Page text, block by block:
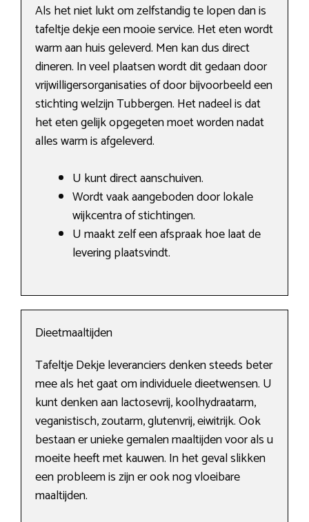
Als het niet lukt om zelfstandig te lopen dan is
tafeltje dekje een mooie service. Het eten wordt
warm aan huis geleverd. Men kan dus direct
dineren. In veel plaatsen wordt dit gedaan door
vrijwilligersorganisaties of door bijvoorbeeld een
stichting welzijn Tubbergen. Het nadeel is dat
het eten gelijk opgegeten moet worden nadat
alles warm is afgeleverd.
U kunt direct aanschuiven.
Wordt vaak aangeboden door lokale
wijkcentra of stichtingen.
U maakt zelf een afspraak hoe laat de
levering plaatsvindt.
Dieetmaaltijden
Tafeltje Dekje leveranciers denken steeds beter
mee als het gaat om individuele dieetwensen. U
kunt denken aan lactosevrij, koolhydraatarm,
veganistisch, zoutarm, glutenvrij, eiwitrijk. Ook
bestaan er unieke gemalen maaltijden voor als u
moeite heeft met kauwen. In het geval slikken
een probleem is zijn er ook nog vloeibare
maaltijden.